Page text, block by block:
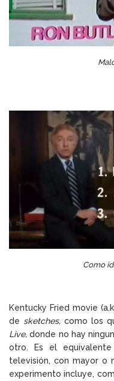
Como
Kentucky Fried movie
de sketches, como los
Live,donde no hay
otro. Es el
televisión, con mayor o
experimento incluye,